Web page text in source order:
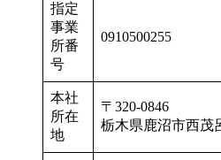
指定
事業
所番
号
0910500255
本社
所在
地
〒320-0846
栃木県鹿沼市西茂